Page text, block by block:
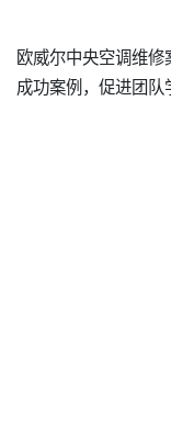
欧威尔中央空调维
成功案例，促进团队